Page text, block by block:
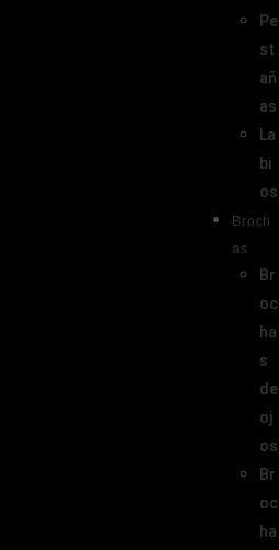
Pe
st
añ
as
La
bi
os
Broch
as
Br
oc
ha
s
de
oj
os
Br
oc
ha